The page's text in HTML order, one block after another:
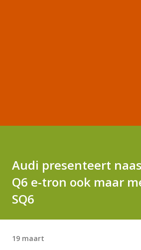
Audi presenteert
Q6 e-tron ook maar
SQ6
19 maart